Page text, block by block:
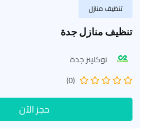
تنظيف منازل
تنظيف منازل جدة
توكلينز جدة
(0)
حجز الآن